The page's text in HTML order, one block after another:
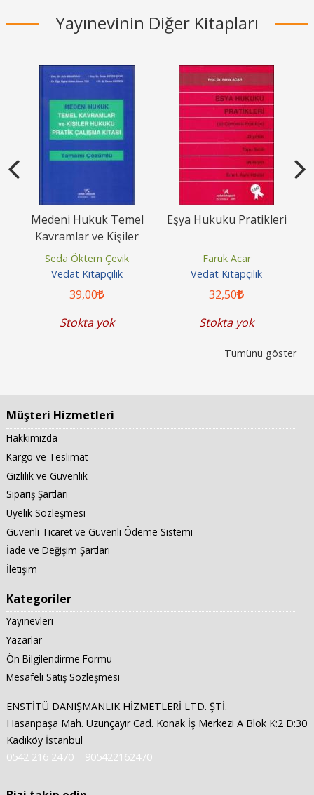
Yayınevinin Diğer Kitapları
Medeni Hukuk Temel
Kavramlar ve Kişiler
Hukuku
Seda Öktem Çevik
Vedat Kitapçılık
39,00
Stokta yok
Eşya Hukuku Pratikleri
Faruk Acar
Vedat Kitapçılık
32,50
Stokta yok
Tümünü göster
Müşteri Hizmetleri
Hakkımızda
Kargo ve Teslimat
Gizlilik ve Güvenlik
Sipariş Şartları
Üyelik Sözleşmesi
Güvenli Ticaret ve Güvenli Ödeme Sistemi
İade ve Değişim Şartları
İletişim
Kategoriler
Yayınevleri
Yazarlar
Ön Bilgilendirme Formu
Mesafeli Satış Sözleşmesi
ENSTİTÜ DANIŞMANLIK HİZMETLERİ LTD. ŞTİ.
Hasanpaşa Mah. Uzunçayır Cad. Konak İş Merkezi A Blok K:2 D:30
Kadıköy İstanbul
0542 216 2470
905422162470